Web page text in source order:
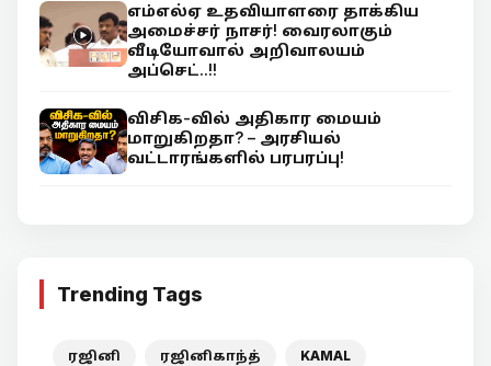
எம்எல்ஏ உதவியாளரை தாக்கிய
அமைச்சர் நாசர்! வைரலாகும்
வீடியோவால் அறிவாலயம்
அப்செட்..!!
விசிக-வில் அதிகார மையம்
மாறுகிறதா? – அரசியல்
வட்டாரங்களில் பரபரப்பு!
Trending Tags
ரஜினி ரஜினிகாந்த் KAMAL